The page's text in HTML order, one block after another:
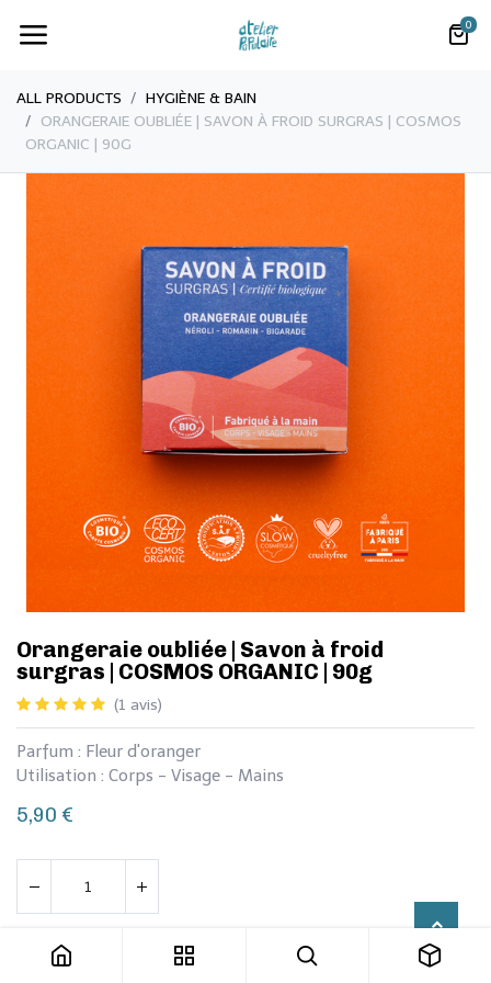
0
ALL PRODUCTS
​HYGIÈNE & BAIN
​ORANGERAIE OUBLIÉE | SAVON À FROID SURGRAS | COSMOS
ORGANIC | 90G
​Orangeraie oubliée | Savon à froid
surgras | COSMOS ORGANIC | 90g
(1 avis)
Parfum : Fleur d'oranger
Utilisation : Corps - Visage - Mains
5,90 €
Ajouter au panier